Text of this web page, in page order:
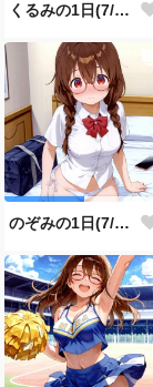
くるみの1日(7/30投稿分)
のぞみの1日(7/27投稿分)